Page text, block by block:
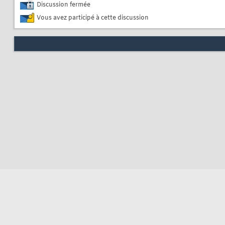
Discussion fermée
Vous avez participé à cette discussion